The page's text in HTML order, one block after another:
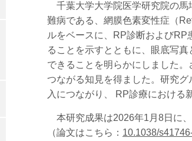
千葉大学大学院医学研究院の馬
難病である、網膜色素変性症（
ルをベースに、RP診断およびRP
ることを示すとともに、眼底写
できることを明らかにしました
つながる知見を得ました。研究
入につながり、 RP診療におけ
本研究成果は2026年1月8日に
（論文はこちら： 10.1038/